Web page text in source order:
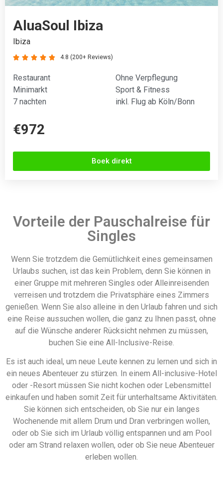
AluaSoul Ibiza
Ibiza
4.8 (200+ Reviews)
    
Restaurant
Ohne Verpflegung
Minimarkt
Sport & Fitness
7 nachten
inkl. Flug ab Köln/Bonn
€972
Boek direkt
Vorteile der Pauschalreise für
Singles
Wenn Sie trotzdem die Gemütlichkeit eines gemeinsamen
Urlaubs suchen, ist das kein Problem, denn Sie können in
einer Gruppe mit mehreren Singles oder Alleinreisenden
verreisen und trotzdem die Privatsphäre eines Zimmers
genießen. Wenn Sie also alleine in den Urlaub fahren und sich
eine Reise aussuchen wollen, die ganz zu Ihnen passt, ohne
auf die Wünsche anderer Rücksicht nehmen zu müssen,
buchen Sie eine All-Inclusive-Reise.
Es ist auch ideal, um neue Leute kennen zu lernen und sich in
ein neues Abenteuer zu stürzen. In einem All-inclusive-Hotel
oder -Resort müssen Sie nicht kochen oder Lebensmittel
einkaufen und haben somit Zeit für unterhaltsame Aktivitäten.
Sie können sich entscheiden, ob Sie nur ein langes
Wochenende mit allem Drum und Dran verbringen wollen,
oder ob Sie sich im Urlaub völlig entspannen und am Pool
oder am Strand relaxen wollen, oder ob Sie neue Abenteuer
erleben wollen.